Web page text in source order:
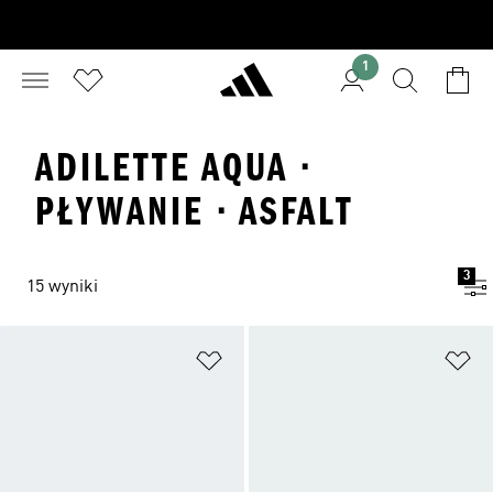
1
ADILETTE AQUA ·
PŁYWANIE · ASFALT
15 wyniki
3